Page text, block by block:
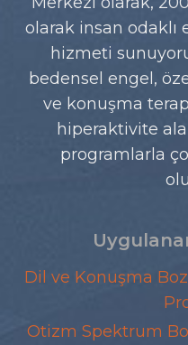
olarak insan
hizmeti
bedensel engel,
ve konuşma
hiperaktivite
programlarla
Dil ve Konuşma
Otizm Spektrum